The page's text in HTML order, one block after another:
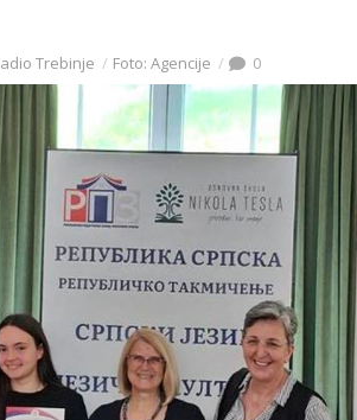
Trebinje Foto: Agencije 0